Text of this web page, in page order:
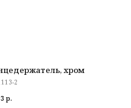
хром
2
р.